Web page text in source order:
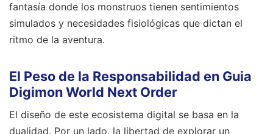
fantasía donde los monstruos tienen sentimientos
simulados y necesidades fisiológicas que dictan el
ritmo de la aventura.
El Peso de la Responsabilidad en Guia
Digimon World Next Order
El diseño de este ecosistema digital se basa en la
dualidad. Por un lado, la libertad de explorar un